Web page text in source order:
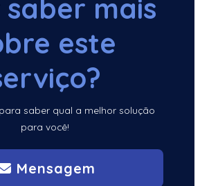
saber mais
este
saber qual a melhor solução
para você!
Mensagem